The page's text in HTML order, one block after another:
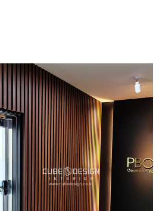
타워 화장품회사 인테리어
CUBEDESIGN